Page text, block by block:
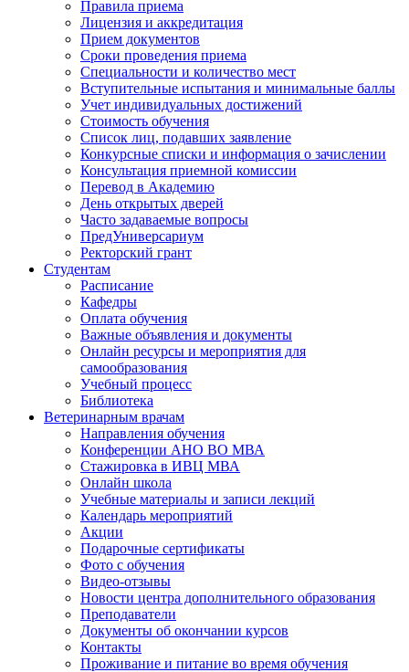
Правила приема
Лицензия и аккредитация
Прием документов
Сроки проведения приема
Специальности и количество мест
Вступительные испытания и минимальные баллы
Учет индивидуальных достижений
Стоимость обучения
Список лиц, подавших заявление
Конкурсные списки и информация о зачислении
Консультация приемной комиссии
Перевод в Академию
День открытых дверей
Часто задаваемые вопросы
ПредУниверсариум
Ректорский грант
Студентам
Расписание
Кафедры
Оплата обучения
Важные объявления и документы
Онлайн ресурсы и мероприятия для
самообразования
Учебный процесс
Библиотека
Ветеринарным врачам
Направления обучения
Конференции АНО ВО МВА
Стажировка в ИВЦ МВА
Онлайн школа
Учебные материалы и записи лекций
Календарь мероприятий
Акции
Подарочные сертификаты
Фото с обучения
Видео-отзывы
Новости центра дополнительного образования
Преподаватели
Документы об окончании курсов
Контакты
Проживание и питание во время обучения